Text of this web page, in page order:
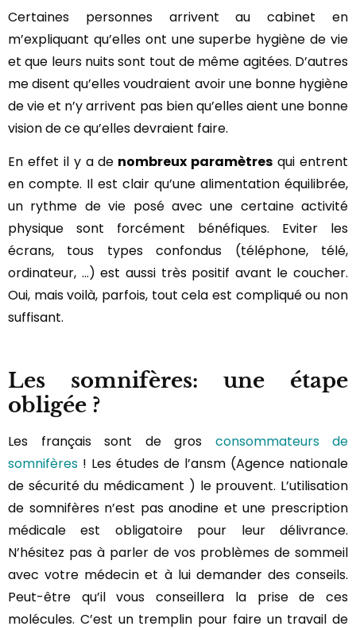
Certaines personnes arrivent au cabinet en
m’expliquant qu’elles ont une superbe hygiène de vie
et que leurs nuits sont tout de même agitées. D’autres
me disent qu’elles voudraient avoir une bonne hygiène
de vie et n’y arrivent pas bien qu’elles aient une bonne
vision de ce qu’elles devraient faire.
En effet il y a de nombreux paramètres qui entrent
en compte. Il est clair qu’une alimentation équilibrée,
un rythme de vie posé avec une certaine activité
physique sont forcément bénéfiques. Eviter les
écrans, tous types confondus (téléphone, télé,
ordinateur, …) est aussi très positif avant le coucher.
Oui, mais voilà, parfois, tout cela est compliqué ou non
suffisant.
Les somnifères: une étape
obligée ?
Les français sont de gros consommateurs de
somnifères ! Les études de l’ansm (Agence nationale
de sécurité du médicament ) le prouvent. L’utilisation
de somnifères n’est pas anodine et une prescription
médicale est obligatoire pour leur délivrance.
N’hésitez pas à parler de vos problèmes de sommeil
avec votre médecin et à lui demander des conseils.
Peut-être qu’il vous conseillera la prise de ces
molécules. C’est un tremplin pour faire un travail de